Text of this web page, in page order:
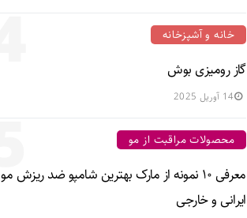
خانه و آشپزخانه
گاز رومیزی بوش
14 آوریل 2025
5 محصولات مراقبت از مو
معرفی ۱۰ نمونه از مارک بهترین شامپو ضد ریزش مو
ایرانی و خارجی